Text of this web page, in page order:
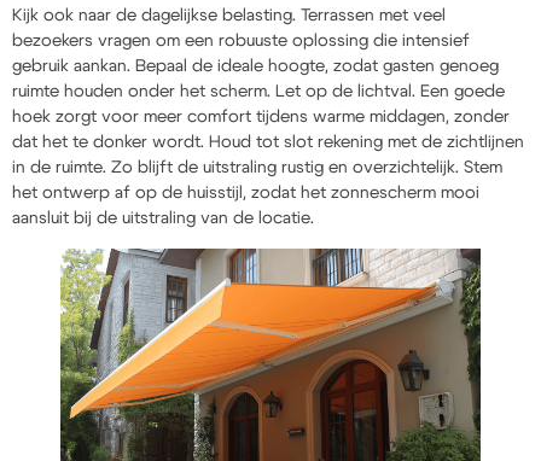
Kijk ook naar de dagelijkse belasting. Terrassen met veel
bezoekers vragen om een robuuste oplossing die intensief
gebruik aankan. Bepaal de ideale hoogte, zodat gasten genoeg
ruimte houden onder het scherm. Let op de lichtval. Een goede
hoek zorgt voor meer comfort tijdens warme middagen, zonder
dat het te donker wordt. Houd tot slot rekening met de zichtlijnen
in de ruimte. Zo blijft de uitstraling rustig en overzichtelijk. Stem
het ontwerp af op de huisstijl, zodat het zonnescherm mooi
aansluit bij de uitstraling van de locatie.